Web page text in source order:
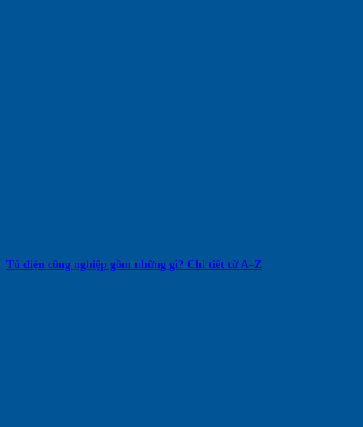
Tủ điện công nghiệp gồm những gì? Chi tiết từ A–Z